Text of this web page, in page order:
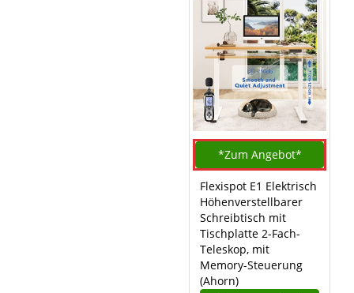
*Zum Angebot*
Flexispot E1 Elektrisch
Höhenverstellbarer
Schreibtisch mit
Tischplatte 2-Fach-
Teleskop, mit
Memory-Steuerung
(Ahorn)